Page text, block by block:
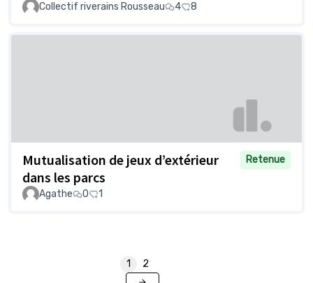
Collectif riverains Rousseau 4 8
Mutualisation de jeux d’extérieur
dans les parcs
Retenue
Agathe 0 1
1 2